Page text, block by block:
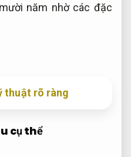
năm nhờ các đặc
thuật rõ ràng
cụ thể